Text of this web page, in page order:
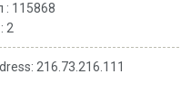
: 115868
2
216.73.216.111